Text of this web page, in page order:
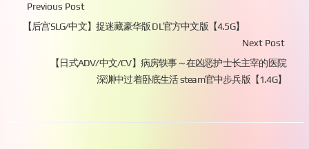
Previous Post
【后宫SLG/中文】捉迷藏豪华版 DL官方中文版【4.5G】
Next Post
【日式ADV/中文/CV】病房轶事～在凶恶护士长主宰的医院
深渊中过着卧底生活 steam官中步兵版【1.4G】